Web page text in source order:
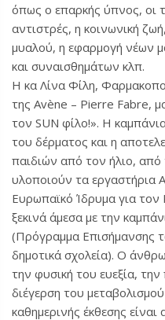
όπως ο επαρκής ύπνος, οι
αντιστρές, η κοινωνική
μυαλού, η εφαρμογή νέων
και συναισθημάτων κλπ.
Η κα Λίνα Φίλη,
της Avène – Pierre Fabre,
τον SUN φίλο!». Η
του δέρματος και η
παιδιών από τον ήλιο, από
υλοποιούν τα εργαστήρια
Ευρωπαϊκό Ίδρυμα για τον
ξεκινά άμεσα με την
(Πρόγραμμα Επισήμανσης
δημοτικά σχολεία). Ο
την φυσική του ευεξία,
διέγερση του
καθημερινής έκθεσης είναι